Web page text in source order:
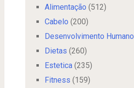
Alimentação (512)
Cabelo (200)
Desenvolvimento Humano
Dietas (260)
Estetica(235)
Fitness (159)